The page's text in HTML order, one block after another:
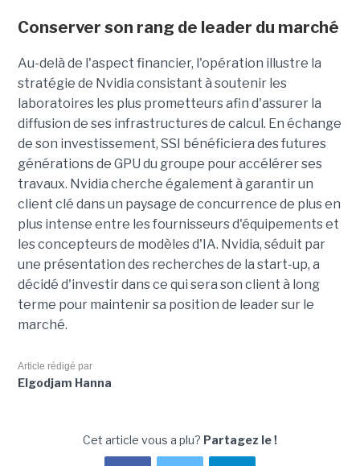
Conserver son rang de leader du marché
Au-delà de l'aspect financier, l'opération illustre la
stratégie de Nvidia consistant à soutenir les
laboratoires les plus prometteurs afin d'assurer la
diffusion de ses infrastructures de calcul. En échange
de son investissement, SSI bénéficiera des futures
générations de GPU du groupe pour accélérer ses
travaux. Nvidia cherche également à garantir un
client clé dans un paysage de concurrence de plus en
plus intense entre les fournisseurs d'équipements et
les concepteurs de modèles d'IA. Nvidia, séduit par
une présentation des recherches de la start-up, a
décidé d'investir dans ce qui sera son client à long
terme pour maintenir sa position de leader sur le
marché.
Article rédigé par
Elgodjam Hanna
Cet article vous a plu? Partagez le !